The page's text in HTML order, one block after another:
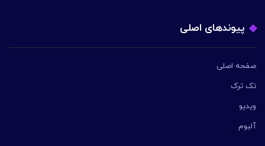
پیوندهای اصلی
صفحه اصلی
تک ترک
ویدیو
آلبوم